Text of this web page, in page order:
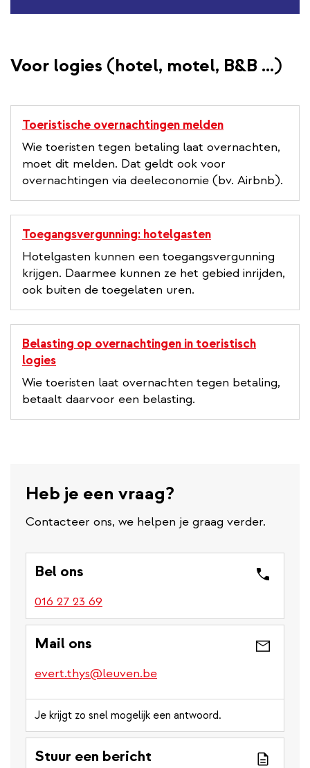
Voor logies (hotel, motel, B&B ...)
Toeristische overnachtingen melden
Wie toeristen tegen betaling laat overnachten,
moet dit melden. Dat geldt ook voor
overnachtingen via deeleconomie (bv. Airbnb).
Toegangsvergunning: hotelgasten
Hotelgasten kunnen een toegangsvergunning
krijgen. Daarmee kunnen ze het gebied inrijden,
ook buiten de toegelaten uren.
Belasting op overnachtingen in toeristisch
logies
Wie toeristen laat overnachten tegen betaling,
betaalt daarvoor een belasting.
Heb je een vraag?
Contacteer ons, we helpen je graag verder.
Bel ons
016 27 23 69
Mail ons
evert.thys@leuven.be
Je krijgt zo snel mogelijk een antwoord.
Stuur een bericht